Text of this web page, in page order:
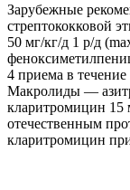
Зарубежные
стрептококковой
50 мг/кг/д 1 р/д
4 приема в
Макролиды —
кларитромицин 15
отечественным
кларитромицин